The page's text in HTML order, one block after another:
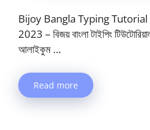
Bijoy Bangla Typing
2023 – বিজয় বাংলা টাইপিং
আলাইকুম …
Read more